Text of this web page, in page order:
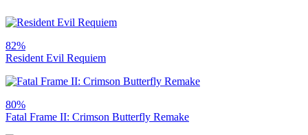
82%
Resident Evil Requiem
80%
Fatal Frame II: Crimson Butterfly Remake